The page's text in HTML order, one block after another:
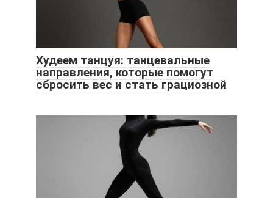
Худеем танцуя: танцевальные
направления, которые помогут
сбросить вес и стать грациозной